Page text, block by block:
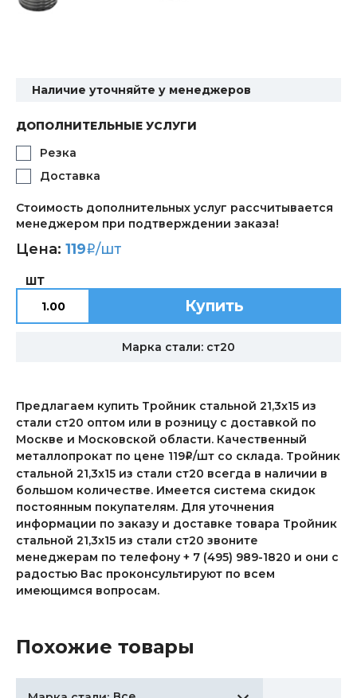
Наличие уточняйте у менеджеров
ДОПОЛНИТЕЛЬНЫЕ УСЛУГИ
Резка
Доставка
Стоимость дополнительных услуг рассчитывается
менеджером при подтверждении заказа!
Цена: 119i/шт
ШТ
Купить
Марка стали: ст20
Предлагаем купить Тройник стальной 21,3x15 из
стали ст20 оптом или в розницу с доставкой по
Москве и Московской области. Качественный
металлопрокат по цене 119i/шт со склада. Тройник
стальной 21,3x15 из стали ст20 всегда в наличии в
большом количестве. Имеется система скидок
постоянным покупателям. Для уточнения
информации по заказу и доставке товара Тройник
стальной 21,3x15 из стали ст20 звоните
менеджерам по телефону + 7 (495) 989-1820 и они с
радостью Вас проконсультируют по всем
имеющимся вопросам.
Похожие товары